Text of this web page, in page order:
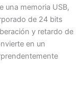
una memoria USB,
de 24 bits
y retardo de
en un